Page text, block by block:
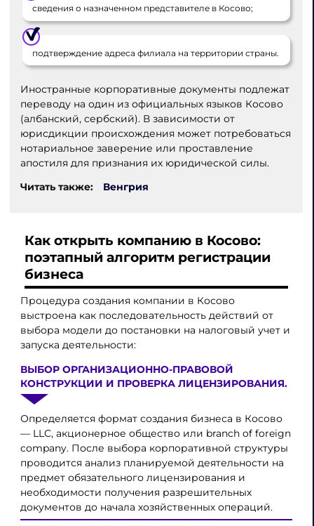
сведения о назначенном представителе в Косово;
подтверждение адреса филиала на территории страны.
Иностранные корпоративные документы подлежат
переводу на один из официальных языков Косово
(албанский, сербский). В зависимости от
юрисдикции происхождения может потребоваться
нотариальное заверение или проставление
апостиля для признания их юридической силы.
Читать также: Венгрия
Как открыть компанию в Косово:
поэтапный алгоритм регистрации
бизнеса
Процедура создания компании в Косово
выстроена как последовательность действий от
выбора модели до постановки на налоговый учет и
запуска деятельности:
ВЫБОР ОРГАНИЗАЦИОННО-ПРАВОВОЙ
КОНСТРУКЦИИ И ПРОВЕРКА ЛИЦЕНЗИРОВАНИЯ.
Определяется формат создания бизнеса в Косово
— LLC, акционерное общество или branch of foreign
company. После выбора корпоративной структуры
проводится анализ планируемой деятельности на
предмет обязательного лицензирования и
необходимости получения разрешительных
документов до начала хозяйственных операций.